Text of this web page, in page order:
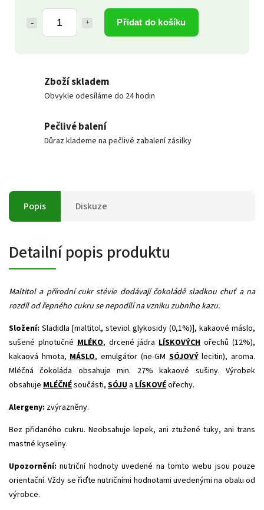
Přidat do košíku
Zboží skladem
Obvykle odesíláme do 24 hodin
Pečlivé balení
Důraz klademe na pečlivé zabalení zásilky
Popis Diskuze
Detailní popis produktu
Maltitol a přírodní cukr stévie dodávají čokoládě sladkou chuť a na
rozdíl od řepného cukru se nepodílí na vzniku zubního kazu.
Složení:Sladidla [maltitol, steviol glykosidy (0,1%)], kakaové máslo,
sušené plnotučné MLÉKO, drcené jádra LÍSKOVÝCH ořechů (12%),
kakaová hmota, MÁSLO, emulgátor (ne-GM SÓJOVÝlecitin), aroma.
Mléčná čokoláda obsahuje min. 27% kakaové sušiny. Výrobek
obsahuje MLÉČNÉsoučásti, SÓJU a LÍSKOVÉořechy.
Alergeny: zvýrazněny.
Bez přidaného cukru. Neobsahuje lepek, ani ztužené tuky, ani trans
mastné kyseliny.
Upozornění: nutriční hodnoty uvedené na tomto webu jsou pouze
orientační. Vždy se řiďte nutričními hodnotami uvedenými na obalu od
výrobce.